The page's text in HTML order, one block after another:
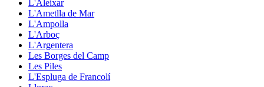
L'Aleixar
L'Ametlla de Mar
L'Ampolla
L'Arboç
L'Argentera
Les Borges del Camp
Les Piles
L'Espluga de Francolí